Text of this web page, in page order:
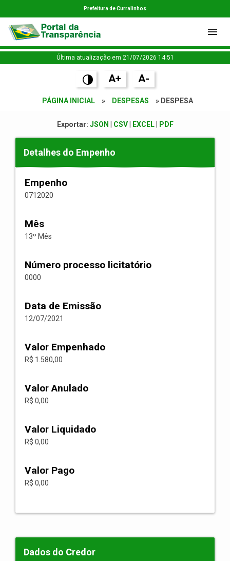
Prefeitura de Curralinhos
Última atualização em 21/07/2026 14:51
A+ A-
PÁGINA INICIAL » DESPESAS » DESPESA
Exportar: JSON CSV| EXCEL| PDF
Detalhes do Empenho
Empenho
0712020
Mês
13º Mês
Número processo licitatório
0000
Data de Emissão
12/07/2021
Valor Empenhado
R$ 1.580,00
Valor Anulado
R$ 0,00
Valor Liquidado
R$ 0,00
Valor Pago
R$ 0,00
Dados do Credor